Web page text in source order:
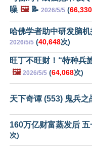
噪 🖼️📝 2026/5/5 (66,330
哈佛学者助中研发脑
2026/5/5 (40,648次)
旺丁不旺财！“特种兵
🖼️ 2026/5/5 (64,068次)
天下奇谭 (553) 鬼兵之
160万亿财富蒸发后
次)